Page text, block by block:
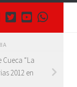
“La
2012 en